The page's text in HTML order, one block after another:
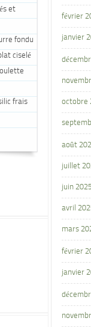
et
fondu
ciselé
frais
février
janvier
octobre
août
juillet
juin
avril
mars
février
janvier